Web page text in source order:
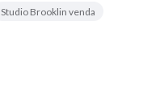
Studio Brooklin venda